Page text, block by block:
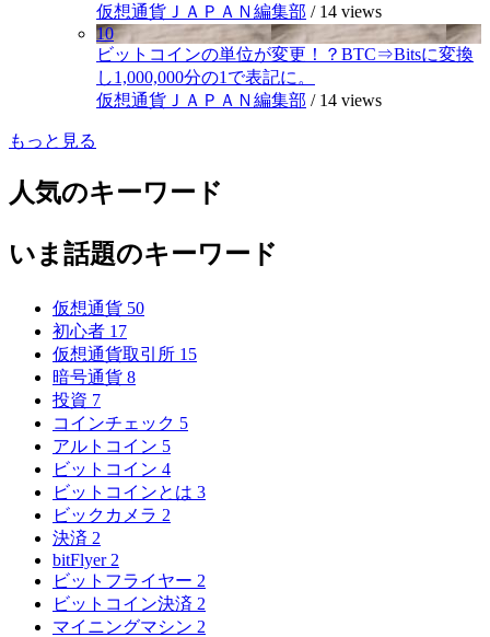
仮想通貨ＪＡＰＡＮ編集部 / 14 views
10
ビットコインの単位が変更！？BTC⇒Bitsに変換
し1,000,000分の1で表記に。
仮想通貨ＪＡＰＡＮ編集部 / 14 views
もっと見る
人気のキーワード
いま話題のキーワード
仮想通貨 50
初心者 17
仮想通貨取引所 15
暗号通貨 8
投資 7
コインチェック 5
アルトコイン 5
ビットコイン 4
ビットコインとは 3
ビックカメラ 2
決済 2
bitFlyer 2
ビットフライヤー 2
ビットコイン決済 2
マイニングマシン 2